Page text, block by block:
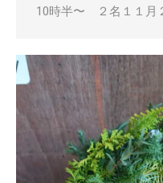
10時半〜 ２名１１